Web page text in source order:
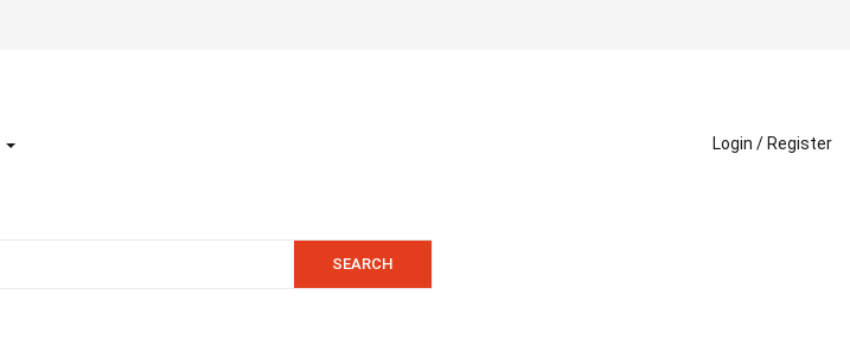
Login / Register
SEARCH